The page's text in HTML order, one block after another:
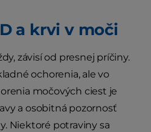
a krvi v moči
závisí od presnej príčiny.
ochorenia, ale vo
močových ciest je
a osobitná pozornosť
Niektoré potraviny sa